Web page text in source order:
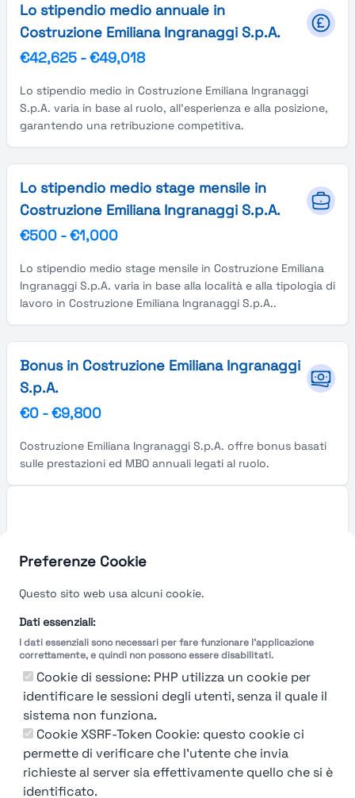
Preferenze Cookie
Questo sito web usa alcuni cookie.
Dati essenziali:
I dati essenziali sono necessari per fare funzionare l'applicazione
correttamente, e quindi non possono essere disabilitati.
Cookie di sessione: PHP utilizza un cookie per
identificare le sessioni degli utenti, senza il quale il
sistema non funziona.
Cookie XSRF-Token Cookie: questo cookie ci
permette di verificare che l'utente che invia
richieste al server sia effettivamente quello che si è
identificato.
Lo stipendio medio annuale in
Costruzione Emiliana Ingranaggi S.p.A.
€42,625 -€49,018
Lo stipendio medio in Costruzione Emiliana Ingranaggi
S.p.A. varia in base al ruolo, all'esperienza e alla posizione,
garantendo una retribuzione competitiva.
Lo stipendio medio stage mensile in
Costruzione Emiliana Ingranaggi S.p.A.
€500 -€1,000
Lo stipendio medio stage mensile in Costruzione Emiliana
Ingranaggi S.p.A. varia in base alla località e alla tipologia di
lavoro in Costruzione Emiliana Ingranaggi S.p.A..
Bonus in Costruzione Emiliana Ingranaggi
S.p.A.
€0 -€9,800
Costruzione Emiliana Ingranaggi S.p.A. offre bonus basati
sulle prestazioni ed MBO annuali legati al ruolo.
You're Not logged in
LoginorIscrivitiper vedere